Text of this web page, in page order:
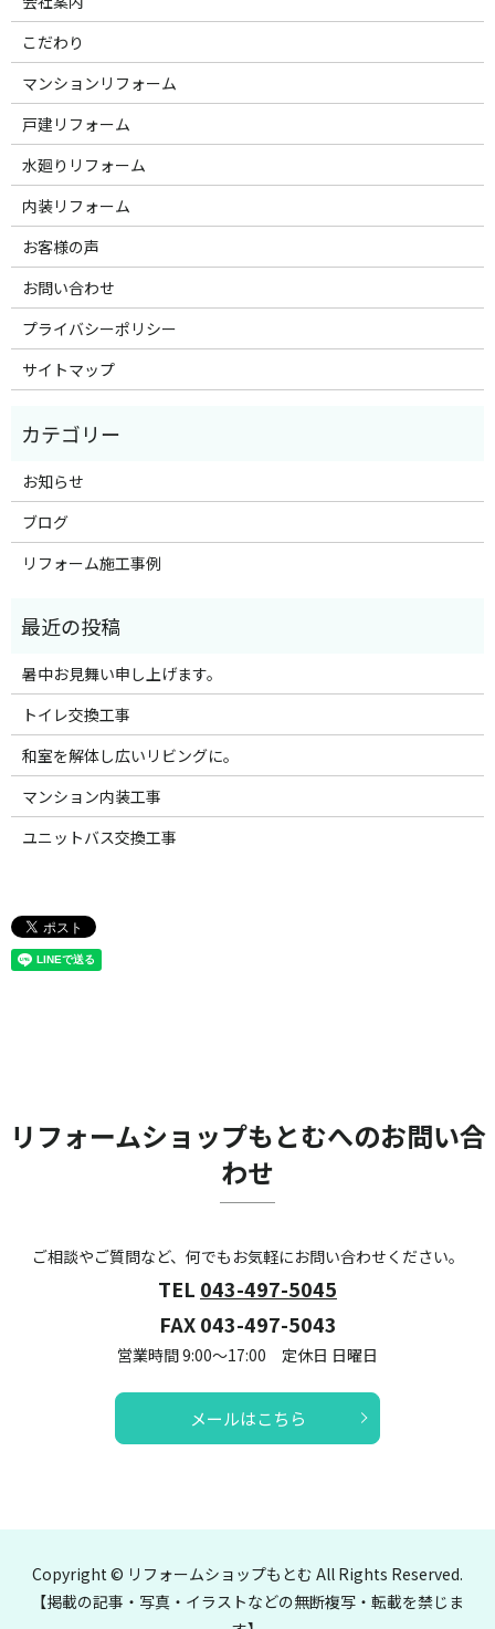
こだわり
マンションリフォーム
戸建リフォーム
水廻りリフォーム
内装リフォーム
お客様の声
お問い合わせ
プライバシーポリシー
サイトマップ
お知らせ
ブログ
リフォーム施工事例
暑中お見舞い申し上げます。
トイレ交換工事
和室を解体し広いリビングに。
マンション内装工事
ユニットバス交換工事
リフォームショップもとむへのお問い合
わせ
ご相談やご質問など、何でもお気軽にお問い合わせください。
TEL 043-497-5045
FAX 043-497-5043
営業時間 9:00～17:00 定休日 日曜日
メールはこちら
Copyright © リフォームショップもとむ All Rights Reserved.
【掲載の記事・写真・イラストなどの無断複写・転載を禁じま